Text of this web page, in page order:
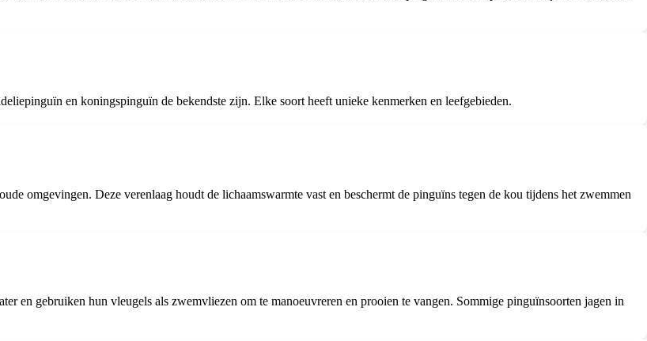
en koningspinguïn de bekendste zijn. Elke soort heeft unieke kenmerken en leefgebieden.
omgevingen. Deze verenlaag houdt de lichaamswarmte vast en beschermt de pinguïns tegen de kou tijdens het zwemmen
en gebruiken hun vleugels als zwemvliezen om te manoeuvreren en prooien te vangen. Sommige pinguïnsoorten jagen in